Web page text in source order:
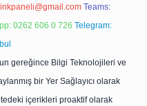
Teams:
0262 606 0 726 Telegram:
gereğince Bilgi Teknolojileri ve
bir Yer Sağlayıcı olarak
içerikleri proaktif olarak